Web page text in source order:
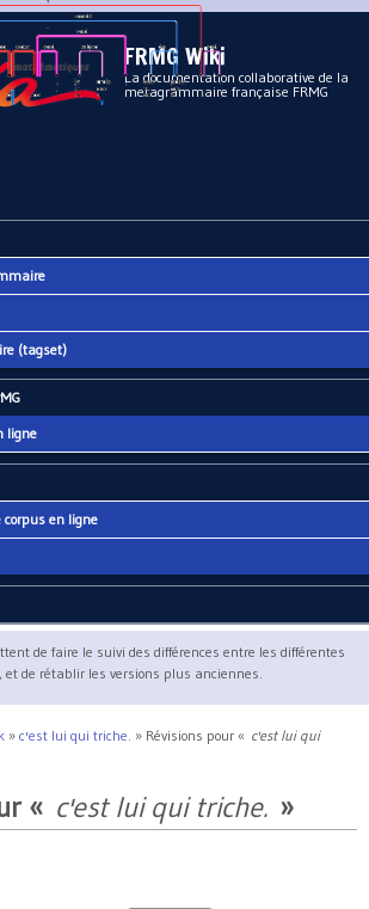
Aller au contenu principal
FRMG Wiki
La documentation collaborative de la
metagrammaire française FRMG
(tagset)
ligne
corpus en ligne
de faire le suivi des différences entre les différentes
et de rétablir les versions plus anciennes.
» c'est lui qui triche. » Révisions pour « c'est lui qui
« c'est lui qui triche. »